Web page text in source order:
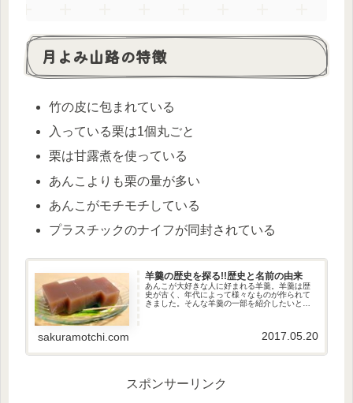
月よみ山路の特徴
竹の皮に包まれている
入っている栗は1個丸ごと
栗は甘露煮を使っている
あんこよりも栗の量が多い
あんこがモチモチしている
プラスチックのナイフが同封されている
羊羹の歴史を探る!!歴史と名前の由来
あんこが大好きな人に好まれる羊羹。羊羹は歴
史が古く、年代によって様々なものが作られて
きました。そんな羊羹の一部を紹介したいと思
sakuramotchi.com 2017.05.20
スポンサーリンク